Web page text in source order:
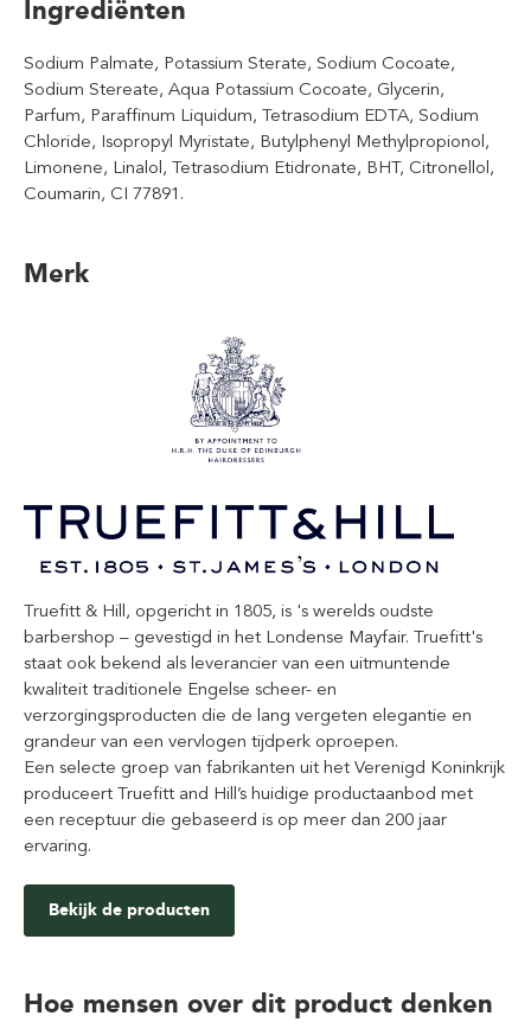
Ingrediënten
Sodium Palmate, Potassium Sterate, Sodium Cocoate,
Sodium Stereate, Aqua Potassium Cocoate, Glycerin,
Parfum, Paraffinum Liquidum, Tetrasodium EDTA, Sodium
Chloride, Isopropyl Myristate, Butylphenyl Methylpropionol,
Limonene, Linalol, Tetrasodium Etidronate, BHT, Citronellol,
Coumarin, CI 77891.
Merk
Truefitt & Hill, opgericht in 1805, is 's werelds oudste
barbershop – gevestigd in het Londense Mayfair. Truefitt's
staat ook bekend als leverancier van een uitmuntende
kwaliteit traditionele Engelse scheer- en
verzorgingsproducten die de lang vergeten elegantie en
grandeur van een vervlogen tijdperk oproepen.
Een selecte groep van fabrikanten uit het Verenigd Koninkrijk
produceert Truefitt and Hill’s huidige productaanbod met
een receptuur die gebaseerd is op meer dan 200 jaar
ervaring.
Bekijk de producten
Hoe mensen over dit product denken